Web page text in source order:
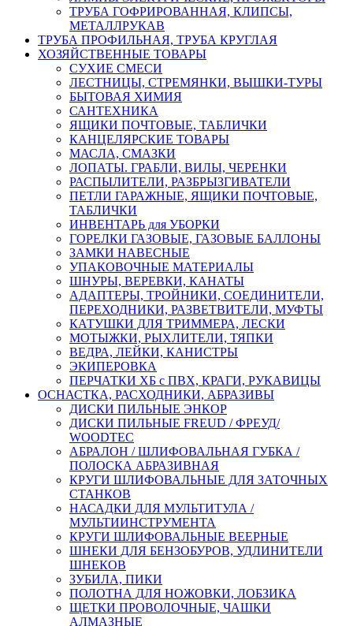
ТРУБА ГОФРИРОВАННАЯ, КЛИПСЫ,
МЕТАЛЛРУКАВ
ТРУБА ПРОФИЛЬНАЯ, ТРУБА КРУГЛАЯ
ХОЗЯЙСТВЕННЫЕ ТОВАРЫ
СУХИЕ СМЕСИ
ЛЕСТНИЦЫ, СТРЕМЯНКИ, ВЫШКИ-ТУРЫ
БЫТОВАЯ ХИМИЯ
САНТЕХНИКА
ЯЩИКИ ПОЧТОВЫЕ, ТАБЛИЧКИ
КАНЦЕЛЯРСКИЕ ТОВАРЫ
МАСЛА, СМАЗКИ
ЛОПАТЫ. ГРАБЛИ, ВИЛЫ, ЧЕРЕНКИ
РАСПЫЛИТЕЛИ, РАЗБРЫЗГИВАТЕЛИ
ПЕТЛИ ГАРАЖНЫЕ, ЯЩИКИ ПОЧТОВЫЕ,
ТАБЛИЧКИ
ИНВЕНТАРЬ для УБОРКИ
ГОРЕЛКИ ГАЗОВЫЕ, ГАЗОВЫЕ БАЛЛОНЫ
ЗАМКИ НАВЕСНЫЕ
УПАКОВОЧНЫЕ МАТЕРИАЛЫ
ШНУРЫ, ВЕРЕВКИ, КАНАТЫ
АДАПТЕРЫ, ТРОЙНИКИ, СОЕДИНИТЕЛИ,
ПЕРЕХОДНИКИ, РАЗВЕТВИТЕЛИ, МУФТЫ
КАТУШКИ ДЛЯ ТРИММЕРА, ЛЕСКИ
МОТЫЖКИ, РЫХЛИТЕЛИ, ТЯПКИ
ВЕДРА, ЛЕЙКИ, КАНИСТРЫ
ЭКИПЕРОВКА
ПЕРЧАТКИ ХБ с ПВХ, КРАГИ, РУКАВИЦЫ
ОСНАСТКА, РАСХОДНИКИ, АБРАЗИВЫ
ДИСКИ ПИЛЬНЫЕ ЭНКОР
ДИСКИ ПИЛЬНЫЕ FREUD / ФРЕУД/
WOODTEC
АБРАЛОН / ШЛИФОВАЛЬНАЯ ГУБКА /
ПОЛОСКА АБРАЗИВНАЯ
КРУГИ ШЛИФОВАЛЬНЫЕ ДЛЯ ЗАТОЧНЫХ
СТАНКОВ
НАСАДКИ ДЛЯ МУЛЬТИТУЛА /
МУЛЬТИИНСТРУМЕНТА
КРУГИ ШЛИФОВАЛЬНЫЕ ВЕЕРНЫЕ
ШНЕКИ ДЛЯ БЕНЗОБУРОВ, УДЛИНИТЕЛИ
ШНЕКОВ
ЗУБИЛА, ПИКИ
ПОЛОТНА ДЛЯ НОЖОВКИ, ЛОБЗИКА
ЩЕТКИ ПРОВОЛОЧНЫЕ, ЧАШКИ
АЛМАЗНЫЕ